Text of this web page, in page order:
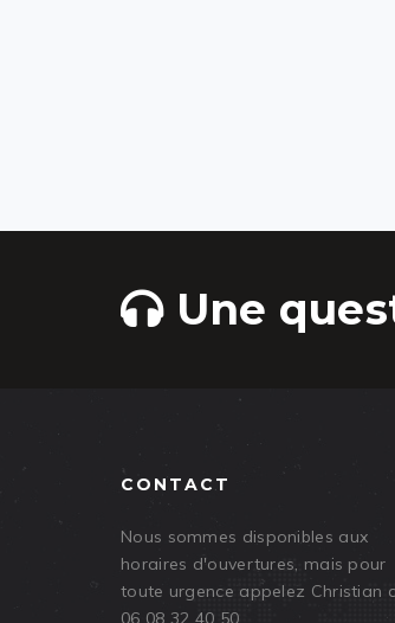
Une
CONTACT
Nous sommes disponibles aux
horaires d'ouvertures, mais pour
toute urgence appelez Christian
06 08 32 40 50